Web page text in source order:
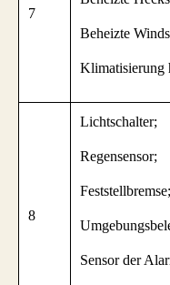
7
Beheizte
Klimatisierung
8
Lichtschalter;
Regensensor;
Feststellbremse;
Sensor der